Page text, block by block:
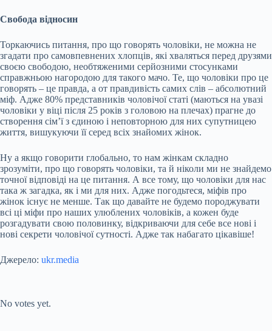
Свобода відносин
Торкаючись питання, про що говорять чоловіки, не можна не
згадати про самовпевнених хлопців, які хваляться перед друзями
своєю свободою, необтяженими серйозними стосунками
справжньою нагородою для такого мачо. Те, що чоловіки про це
говорять – це правда, а от правдивість самих слів – абсолютний
міф. Адже 80% представників чоловічої статі (маються на увазі
чоловіки у віці після 25 років з головою на плечах) прагне до
створення сім’ї з єдиною і неповторною для них супутницею
життя, вишукуючи її серед всіх знайомих жінок.
Ну а якщо говорити глобально, то нам жінкам складно
зрозуміти, про що говорять чоловіки, та й ніколи ми не знайдемо
точної відповіді на це питання. А все тому, що чоловіки для нас
така ж загадка, як і ми для них. Адже погодьтеся, міфів про
жінок існує не менше. Так що давайте не будемо породжувати
всі ці міфи про наших улюблених чоловіків, а кожен буде
розгадувати свою половинку, відкриваючи для себе все нові і
нові секрети чоловічої сутності. Адже так набагато цікавіше!
Джерело: ukr.media
No votes yet.